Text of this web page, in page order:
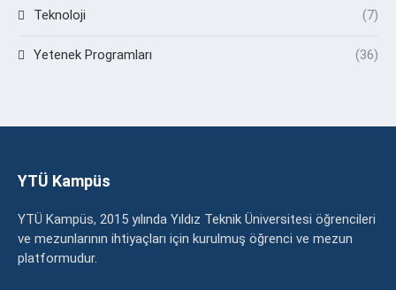
Teknoloji (7)
Yetenek Programları (36)
YTÜ Kampüs
YTÜ Kampüs, 2015 yılında Yıldız Teknik Üniversitesi öğrencileri
ve mezunlarının ihtiyaçları için kurulmuş öğrenci ve mezun
platformudur.